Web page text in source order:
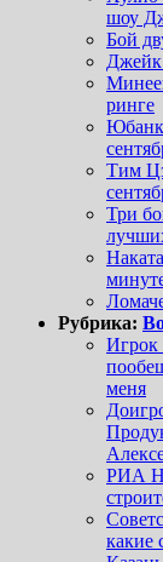
шоу
Бой
Джейк
ринге
Юбанк
Тим
Три
Рубрика:
Игрок
меня
РИА
какие